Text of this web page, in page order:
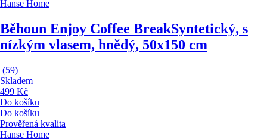
Hanse Home
Běhoun Enjoy Coffee BreakSyntetický, s
nízkým vlasem, hnědý, 50x150 cm
(59)
Skladem
499 Kč
Do košíku
Do košíku
Prověřená kvalita
Hanse Home